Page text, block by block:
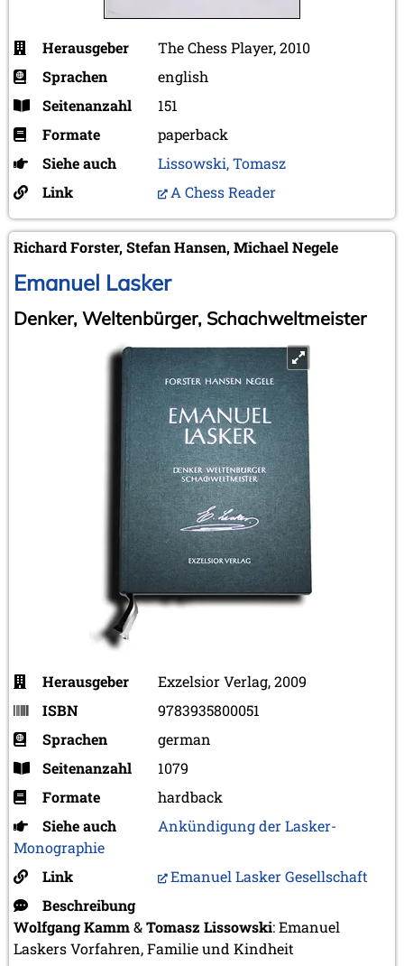
Herausgeber
The Chess Player, 2010
Sprachen
english
Seitenanzahl
151
Formate
paperback
Siehe auch
Lissowski, Tomasz
Link
A Chess Reader
Richard Forster, Stefan Hansen, Michael Negele
Emanuel Lasker
Denker, Weltenbürger, Schachweltmeister
Herausgeber
Exzelsior Verlag, 2009
ISBN
9783935800051
Sprachen
german
Seitenanzahl
1079
Formate
hardback
Siehe auch
Ankündigung der Lasker-
Monographie
Link
Emanuel Lasker Gesellschaft
Beschreibung
Wolfgang Kamm&Tomasz Lissowski: Emanuel
Laskers Vorfahren, Familie und Kindheit